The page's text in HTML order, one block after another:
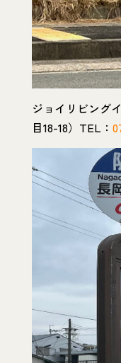
ジョイリビング
目18-18）TEL：